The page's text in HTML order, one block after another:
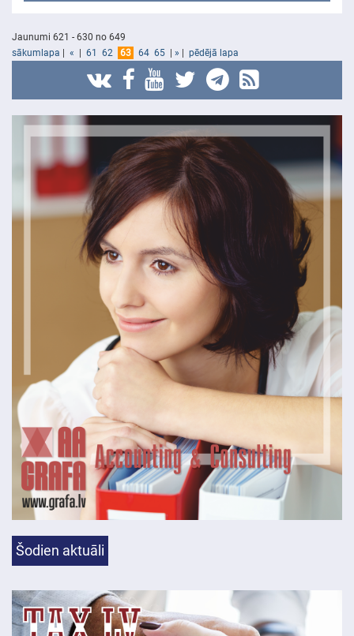
Jaunumi 621 - 630 no 649
sākumlapa
« 61 62 63 64 65 » pēdējā lapa
Šodien aktuāli